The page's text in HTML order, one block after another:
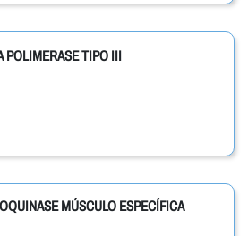
POLIMERASE TIPO III
MÚSCULO ESPECÍFICA